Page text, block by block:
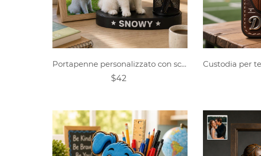
Portapenne personalizzato con scultura realistica di animale domestico.
$42